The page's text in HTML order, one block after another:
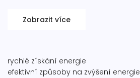
Zobrazit více
rychlé získání energie
efektivní způsoby na zvýšení energie